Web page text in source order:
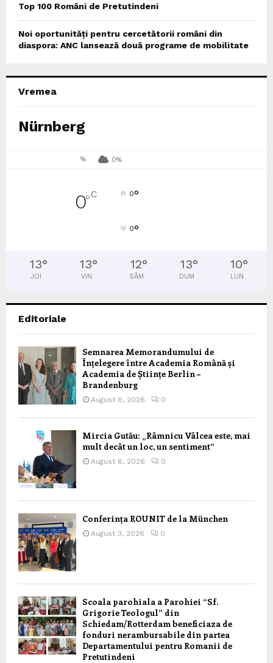
Top 100 Români de Pretutindeni
Noi oportunități pentru cercetătorii români din
diaspora: ANC lansează două programe de mobilitate
Vremea
Nürnberg
% 0%
0°C 0°
0°
13°
JOI
13°
VIN
12°
SÂM
13°
DUM
10°
LUN
Editoriale
Semnarea Memorandumului de
Înțelegere între Academia Română și
Academia de Științe Berlin –
Brandenburg
August 6, 2026 0
Mircia Gutău: „Râmnicu Vâlcea este, mai
mult decât un loc, un sentiment”
August 6, 2026 0
Conferința ROUNIT de la München
August 3, 2026 0
Scoala parohiala a Parohiei “Sf.
Grigorie Teologul” din
Schiedam/Rotterdam beneficiaza de
fonduri nerambursabile din partea
Departamentului pentru Romanii de
Pretutindeni